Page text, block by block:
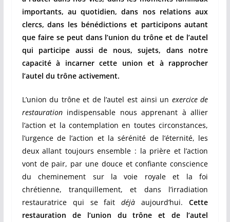
importants, au quotidien, dans nos relations aux
clercs, dans les bénédictions et participons autant
que faire se peut dans l’union du trône et de l’autel
qui participe aussi de nous, sujets, dans notre
capacité à incarner cette union et à rapprocher
l’autel du trône activement.
L’union du trône et de l’autel est ainsi un exercice de
restaurationindispensable nous apprenant à allier
l’action et la contemplation en toutes circonstances,
l’urgence de l’action et la sérénité de l’éternité, les
deux allant toujours ensemble : la prière et l’action
vont de pair, par une douce et confiante conscience
du cheminement sur la voie royale et la foi
chrétienne, tranquillement, et dans l’irradiation
restauratrice qui se faitdéjà aujourd’hui.Cette
restauration de l’union du trône et de l’autel